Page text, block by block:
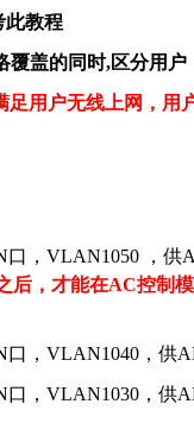
此教程
覆盖的同时,区分用
足用户无线上网，
，VLAN1050 ，供
后，才能在AC控制
，VLAN1040，供
，VLAN1030，供